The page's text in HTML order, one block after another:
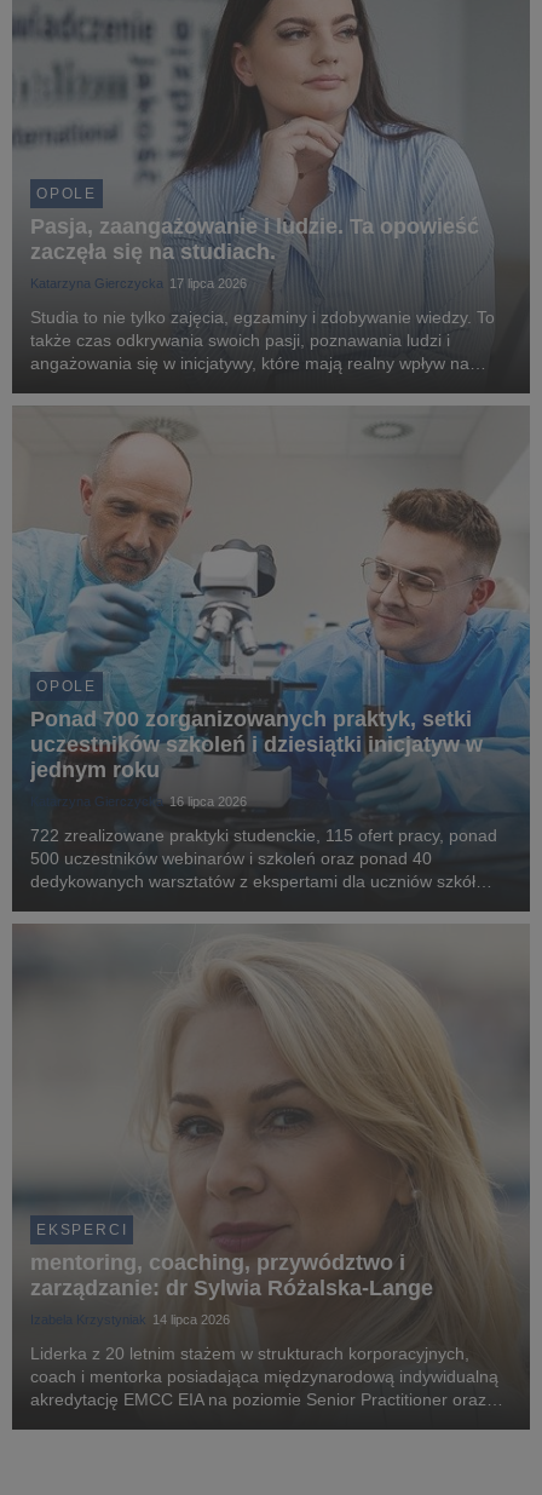
OPOLE
Pasja, zaangażowanie i ludzie. Ta opowieść
zaczęła się na studiach.
Katarzyna Gierczycka 17 lipca 2026
Studia to nie tylko zajęcia, egzaminy i zdobywanie wiedzy. To
także czas odkrywania swoich pasji, poznawania ludzi i
angażowania się w inicjatywy, które mają realny wpływ na
absolwentki Uniwerytetu WSB Merito Opo...
OPOLE
Ponad 700 zorganizowanych praktyk, setki
uczestników szkoleń i dziesiątki inicjatyw w
jednym roku
Katarzyna Gierczycka 16 lipca 2026
722 zrealizowane praktyki studenckie, 115 ofert pracy, ponad
500 uczestników webinarów i szkoleń oraz ponad 40
dedykowanych warsztatów z ekspertami dla uczniów szkół
Biurze Karier i Centrum Współpracy z Biznesem Uniw...
EKSPERCI
mentoring, coaching, przywództwo i
zarządzanie: dr Sylwia Różalska-Lange
Izabela Krzystyniak 14 lipca 2026
Liderka z 20 letnim stażem w strukturach korporacyjnych,
coach i mentorka posiadająca międzynarodową indywidualną
akredytację EMCC EIA na poziomie Senior Practitioner oraz